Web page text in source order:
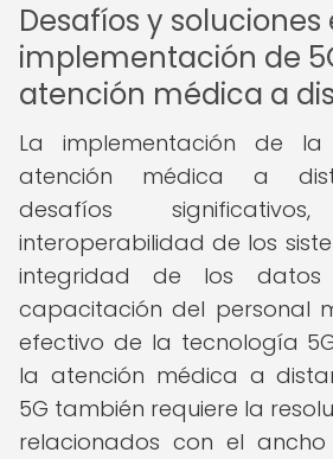
Desafíos y soluciones
implementación de
atención médica a
La implementación de
atención médica a
desafíos
interoperabilidad de los
integridad de los
capacitación del personal
efectivo de la tecnología
la atención médica a
5G también requiere la
relacionados con el